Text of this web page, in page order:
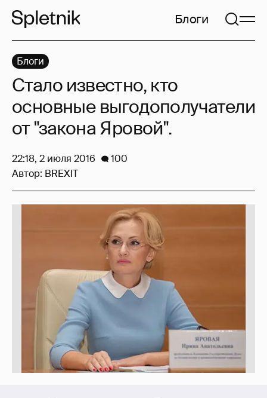
Блоги
Блоги
Стало известно, кто
основные выгодополучатели
от "закона Яровой".
22:18, 2 июля 2016
100
Автор: BREXIT